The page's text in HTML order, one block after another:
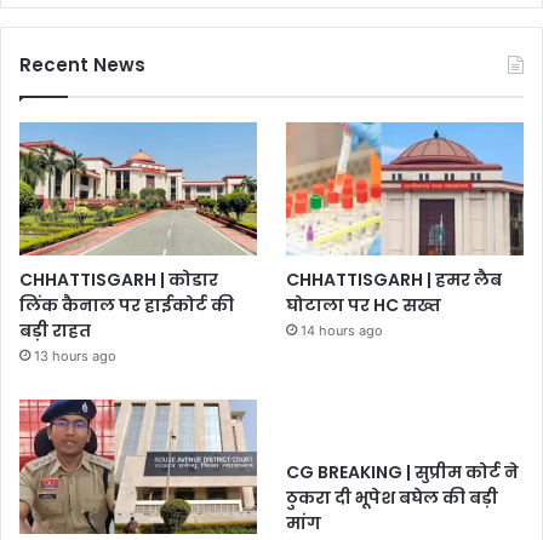
Recent News
CHHATTISGARH | कोडार
लिंक कैनाल पर हाईकोर्ट की
बड़ी राहत
13 hours ago
CHHATTISGARH | हमर लैब
घोटाला पर HC सख्त
14 hours ago
CG BREAKING | सुप्रीम कोर्ट ने
ठुकरा दी भूपेश बघेल की बड़ी
मांग